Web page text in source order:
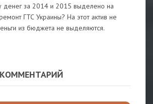
денег за 2014 и 2015 выделено на
ГТС Украины? На этот актив не
из бюджета не выделяются.